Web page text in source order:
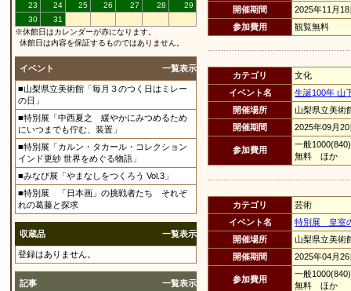
23
24 25 26 27 28
29
30
31
※休館日はカレンダーが赤になります。
休館日は内容を保証するものではありません。
イベント 一覧表示
■山梨県立美術館「毎月３のつく日はミレー
の日」
■特別展「中西夏之 緩やかにみつめるため
にいつまでも佇む、装置」
■特別展「カルン・タカール・コレクション
インド更紗 世界をめぐる物語」
■みなび展「やまなしをつくろう Vol.3」
■特別展 「日本画」の挑戦者たち それぞ
れの葛藤と探求
収蔵品 一覧表示
登録はありません。
記事 一覧表示
開催期間
2025年11月
参加費用
観覧無料
カテゴリ
文化
イベント名
生誕100年 山
開催場所
山梨県立美
開催期間
2025年09月
参加費用
一般
無料 ほか
カテゴリ
芸術
イベント名
特別展 皇室
開催場所
山梨県立美
開催期間
2025年04月
参加費用
一般
無料 ほか